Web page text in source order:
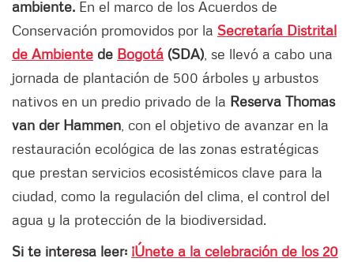
ambiente. En el marco de los Acuerdos de
Conservación promovidos por la Secretaría Distrital
de Ambiente de Bogotá (SDA) , se llevó a cabo una
jornada de plantación de 500 árboles y arbustos
nativos en un predio privado de la Reserva Thomas
van der Hammen , con el objetivo de avanzar en la
restauración ecológica de las zonas estratégicas
que prestan servicios ecosistémicos clave para la
ciudad, como la regulación del clima, el control del
agua y la protección de la biodiversidad.
Si te interesa leer: ¡Únete a la celebración de los 20